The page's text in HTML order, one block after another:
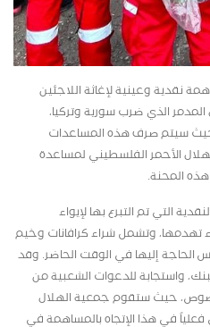
نقدية وعينية لإغاثة اللاجئين
المدمر الذي ضرب سورية وتركيا،
حيث سيتم صرف هذه المساعدات
الأحمر الفلسطيني لمساعدة
المحنة.
التي تم التبرع بها لإيواء
تهدمها، وتشمل شراء كرافانات وخيم
الحاجة إليها في الوقت الحاضر. وقد
واستجابة للدعوات الشعبية من
حيث ستقوم جمعية الهلال
فعلياً في هذا الإتجاه بالمساهمة في